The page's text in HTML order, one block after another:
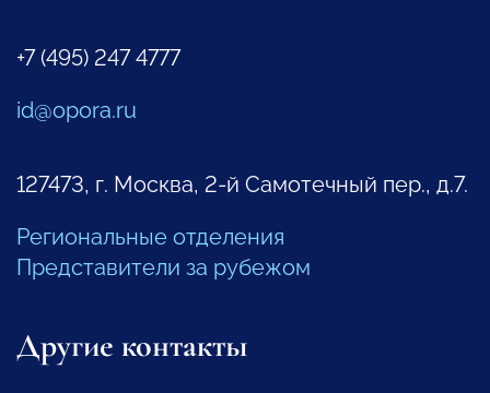
+7 (495) 247 4777
id@opora.ru
127473, г. Москва, 2-й Самотечный пер., д.7.
Региональные отделения
Представители за рубежом
Другие контакты